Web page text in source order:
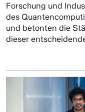
Forschung und
des
und betonten die
dieser